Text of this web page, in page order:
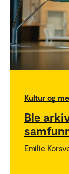
Kultur og
Ble
Emilie